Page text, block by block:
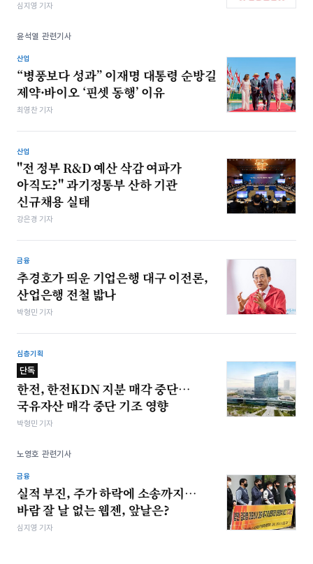
심지영 기자
윤석열 관련기사
산업
“병풍보다 성과” 이재명 대통령 순방길
제약·바이오 ‘핀셋 동행’ 이유
최영찬 기자
산업
"전 정부 R&D 예산 삭감 여파가
아직도?" 과기정통부 산하 기관
신규채용 실태
강은경 기자
금융
추경호가 띄운 기업은행 대구 이전론,
산업은행 전철 밟나
박형민 기자
심층기획
단독
한전, 한전KDN 지분 매각 중단…
국유자산 매각 중단 기조 영향
박형민 기자
노영호 관련기사
금융
실적 부진, 주가 하락에 소송까지…
바람 잘 날 없는 웹젠, 앞날은?
심지영 기자